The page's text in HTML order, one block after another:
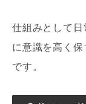
仕組みとして
に意識を高く
です。